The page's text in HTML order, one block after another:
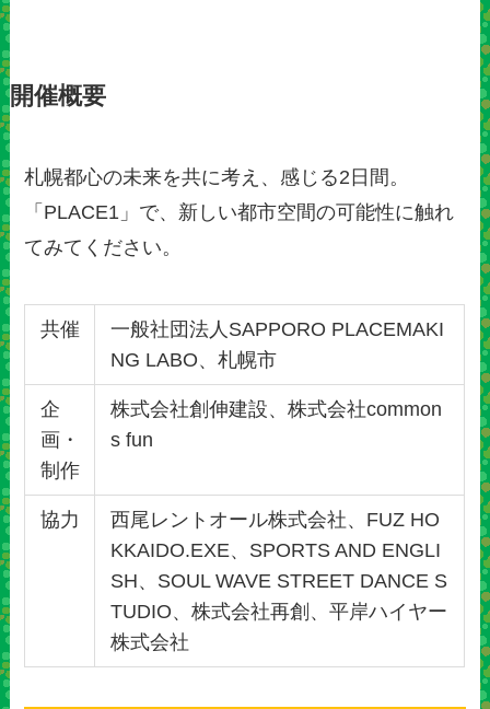
開催概要
札幌都心の未来を共に考え、感じる2日間。
「PLACE1」で、新しい都市空間の可能性に触れ
てみてください。
共催
⼀般社団法⼈SAPPORO PLACEMAKI
NG LABO、札幌市
企
画・
制作
株式会社創伸建設、株式会社common
s fun
協⼒
⻄尾レントオール株式会社、FUZ HO
KKAIDO.EXE、SPORTS AND ENGLI
SH、SOUL WAVE STREET DANCE S
TUDIO、株式会社再創、平岸ハイヤー
株式会社